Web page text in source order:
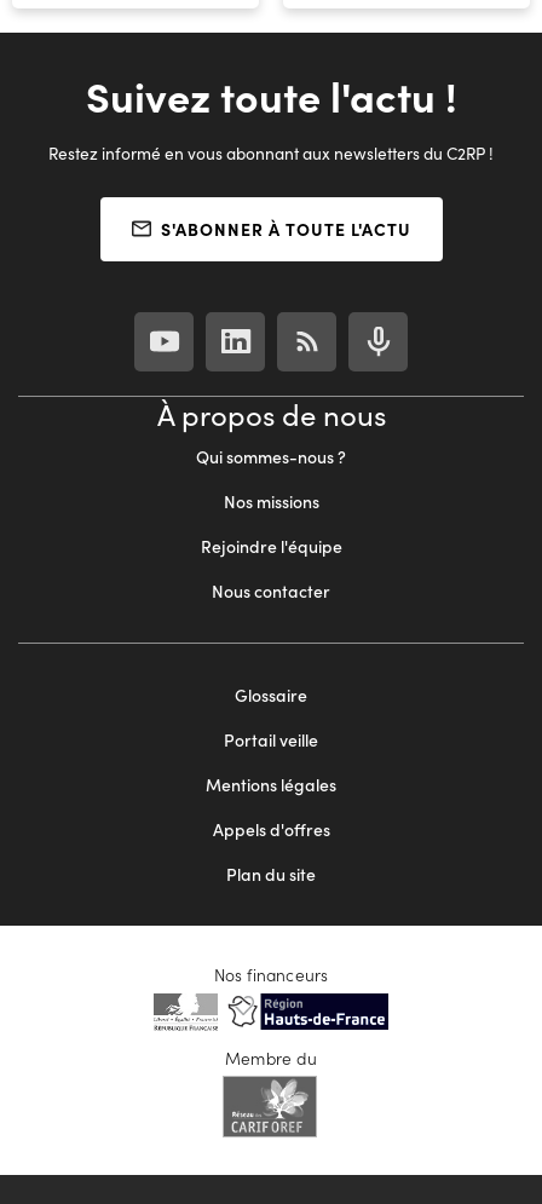
Suivez toute l'actu !
Restez informé en vous abonnant aux newsletters du C2RP !
S'ABONNER À TOUTE L'ACTU
À propos de nous
Qui sommes-nous ?
Nos missions
Rejoindre l'équipe
Nous contacter
Glossaire
Portail veille
Mentions légales
Appels d'offres
Plan du site
Nos financeurs
Membre du